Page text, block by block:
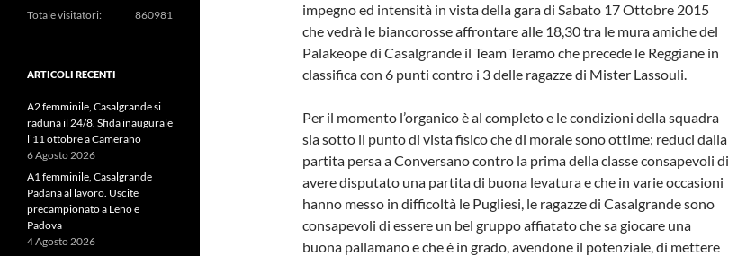
impegno ed intensità in vista della gara di Sabato 17 Ottobre 2015
che vedrà le biancorosse affrontare alle 18,30 tra le mura amiche del
Palakeope di Casalgrande il Team Teramo che precede le Reggiane in
classifica con 6 punti contro i 3 delle ragazze di Mister Lassouli.
Per il momento l’organico è al completo e le condizioni della squadra
sia sotto il punto di vista fisico che di morale sono ottime; reduci dalla
partita persa a Conversano contro la prima della classe consapevoli di
avere disputato una partita di buona levatura e che in varie occasioni
hanno messo in difficoltà le Pugliesi, le ragazze di Casalgrande sono
consapevoli di essere un bel gruppo affiatato che sa giocare una
buona pallamano e che è in grado, avendone il potenziale, di mettere
860981
Totale visitatori:
ARTICOLI RECENTI
A2 femminile, Casalgrande si
raduna il 24/8. Sfida inaugurale
l’11 ottobre a Camerano
6 Agosto 2026
A1 femminile, Casalgrande
Padana al lavoro. Uscite
precampionato a Leno e
Padova
4 Agosto 2026